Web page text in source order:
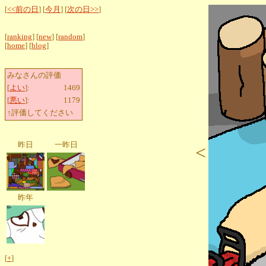
[<<前の日 ] [今月 ] [次の日>>]
[ranking] [new] [random]
[home] [blog]
みなさんの評価
[よい]:
1469
[悪い]:
1179
↑評価してください
昨日 一昨日
昨年
[+]
<